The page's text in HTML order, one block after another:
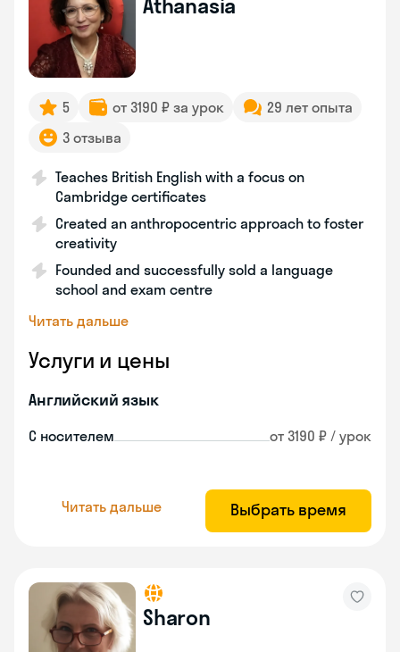
Athanasia
5 от 3190 ₽ за урок
29 лет опыта
3 отзыва
Teaches British English with a focus on
Cambridge certificates
Created an anthropocentric approach to foster
creativity
Founded and successfully sold a language
school and exam centre
Читать дальше
Услуги и цены
Английский язык
С носителем от 3190 ₽ / урок
Читать дальше Выбрать время
Sharon